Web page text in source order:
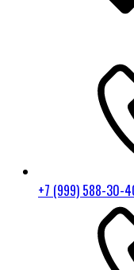
+7 (999) 588-30-